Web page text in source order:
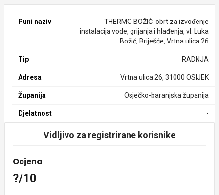
Puni naziv
THERMO BOŽIĆ, obrt za izvođenje
instalacija vode, grijanja i hlađenja, vl. Luka
Božić, Briješće, Vrtna ulica 26
Tip RADNJA
Adresa Vrtna ulica 26, 31000 OSIJEK
Županija Osječko-baranjska županija
Djelatnost -
Vidljivo za registrirane korisnike
Ocjena
?/10